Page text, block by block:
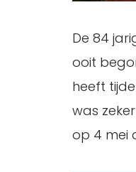
De 84
ooit
heeft
was
op 4 mei